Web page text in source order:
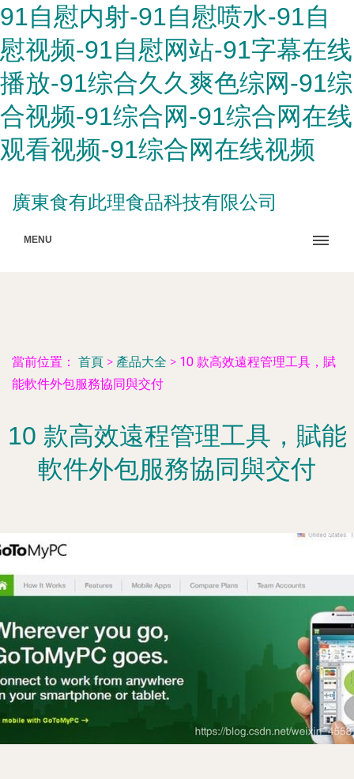
91自慰内射-91自慰喷水-91自
慰视频-91自慰网站-91字幕在线
播放-91综合久久爽色综网-91综
合视频-91综合网-91综合网在线
观看视频-91综合网在线视频
廣東食有此理食品科技有限公司
MENU
當前位置： 首頁 > 產品大全 > 10 款高效遠程管理工具，賦
能軟件外包服務協同與交付
10 款高效遠程管理工具，賦能
軟件外包服務協同與交付